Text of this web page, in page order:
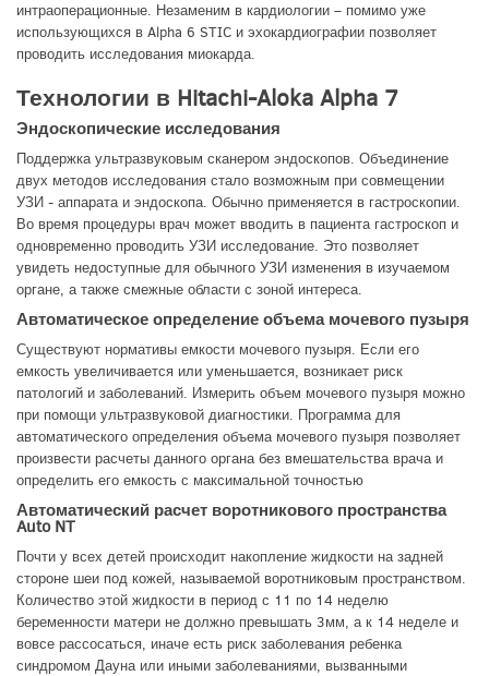
интраоперационные. Незаменим в кардиологии – помимо уже
использующихся в Alpha 6 STIC и эхокардиографии позволяет
проводить исследования миокарда.
Технологии в Hitachi-Aloka Alpha 7
Эндоскопические исследования
Поддержка ультразвуковым сканером эндоскопов. Объединение
двух методов исследования стало возможным при совмещении
УЗИ - аппарата и эндоскопа. Обычно применяется в гастроскопии.
Во время процедуры врач может вводить в пациента гастроскоп и
одновременно проводить УЗИ исследование. Это позволяет
увидеть недоступные для обычного УЗИ изменения в изучаемом
органе, а также смежные области с зоной интереса.
Автоматическое определение объема мочевого пузыря
Существуют нормативы емкости мочевого пузыря. Если его
емкость увеличивается или уменьшается, возникает риск
патологий и заболеваний. Измерить объем мочевого пузыря можно
при помощи ультразвуковой диагностики. Программа для
автоматического определения объема мочевого пузыря позволяет
произвести расчеты данного органа без вмешательства врача и
определить его емкость с максимальной точностью
Автоматический расчет воротникового пространства
Auto NT
Почти у всех детей происходит накопление жидкости на задней
стороне шеи под кожей, называемой воротниковым пространством.
Количество этой жидкости в период с 11 по 14 неделю
беременности матери не должно превышать 3мм, а к 14 неделе и
вовсе рассосаться, иначе есть риск заболевания ребенка
синдромом Дауна или иными заболеваниями, вызванными